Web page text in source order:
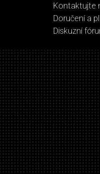
Kontaktujte
Doručení a
Diskuzní